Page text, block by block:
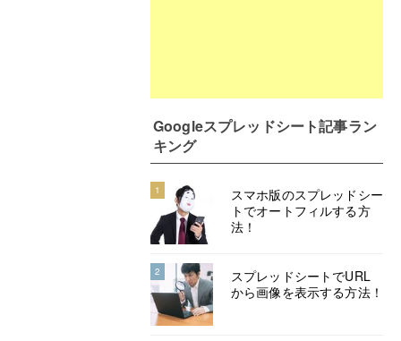
Googleスプレッドシート記事ラン
キング
1
スマホ版のスプレッドシー
トでオートフィルする方
法！
2
スプレッドシートでURL
から画像を表示する方法！